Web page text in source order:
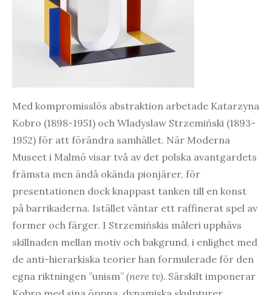
Med kompromisslös abstraktion arbetade Katarzyna
Kobro (1898-1951) och Wladyslaw Strzemiński (1893-
1952) för att förändra samhället. När Moderna
Museet i Malmö visar två av det polska avantgardets
främsta men ändå okända pionjärer, för
presentationen dock knappast tanken till en konst
på barrikaderna. Istället väntar ett raffinerat spel av
former och färger. I Strzemińskis måleri upphävs
skillnaden mellan motiv och bakgrund, i enlighet med
de anti-hierarkiska teorier han formulerade för den
egna riktningen ”unism” (nere tv). Särskilt imponerar